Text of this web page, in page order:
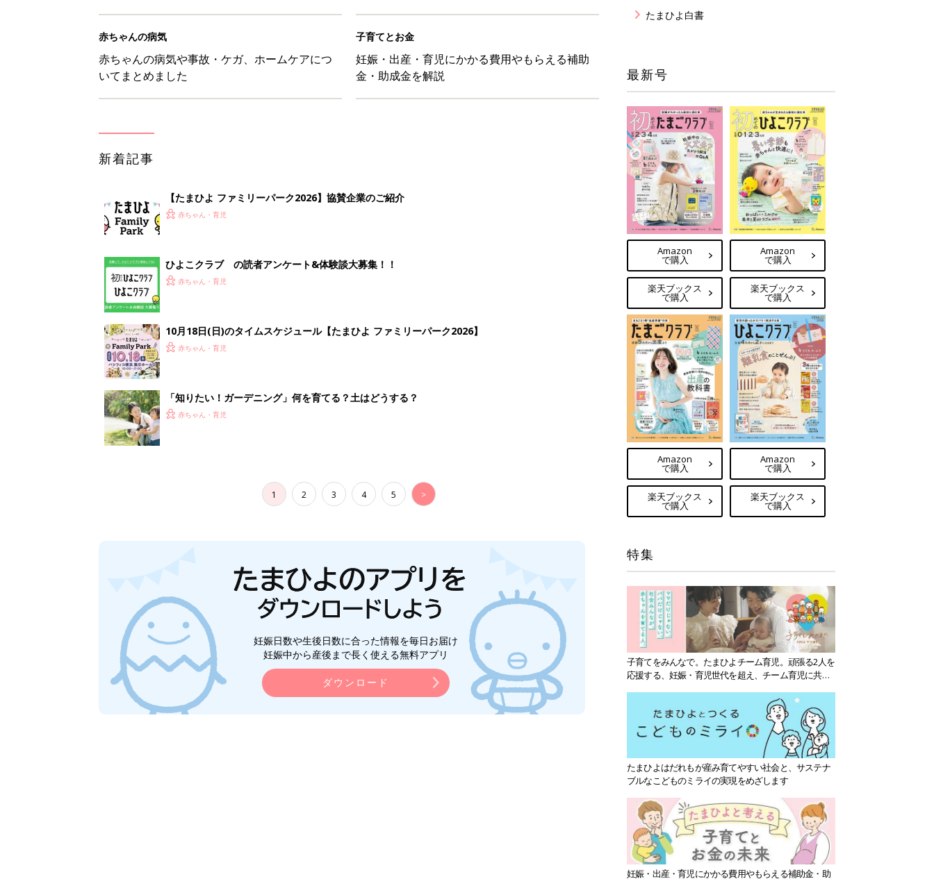
赤ちゃんの病気
赤ちゃんの病気や事故・ケガ、ホームケアにつ
いてまとめました
子育てとお金
妊娠・出産・育児にかかる費用やもらえる補助
金・助成金を解説
新着記事
【たまひよ ファミリーパーク2026】協賛企業のご紹介
赤ちゃん・育児
ひよこクラブ の読者アンケート&体験談大募集！！
赤ちゃん・育児
10月18日(日)のタイムスケジュール【たまひよ ファミリーパーク2026】
赤ちゃん・育児
「知りたい！ガーデニング」何を育てる？土はどうする？
赤ちゃん・育児
1 2 3 4 5 >
妊娠日数や生後日数に合った情報を毎日お届け
妊娠中から産後まで長く使える無料アプリ
ダウンロード
たまひよ白書
最新号
Amazon
で購入
楽天ブックス
で購入
Amazon
で購入
楽天ブックス
で購入
Amazon
で購入
楽天ブックス
で購入
Amazon
で購入
楽天ブックス
で購入
特集
子育てをみんなで。たまひよチーム育児。頑張る2人を
応援する、妊娠・育児世代を超え、チーム育児に共感
たまひよはだれもが産み育てやすい社会と、サステナ
ブルなこどものミライの実現をめざします
妊娠・出産・育児にかかる費用やもらえる補助金・助